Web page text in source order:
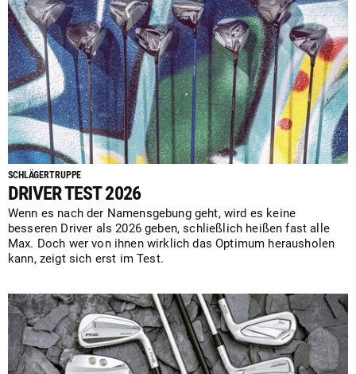
SCHLÄGERTRUPPE
DRIVER TEST 2026
Wenn es nach der Namensgebung geht, wird es keine
besseren Driver als 2026 geben, schließlich heißen fast alle
Max. Doch wer von ihnen wirklich das Optimum herausholen
kann, zeigt sich erst im Test.